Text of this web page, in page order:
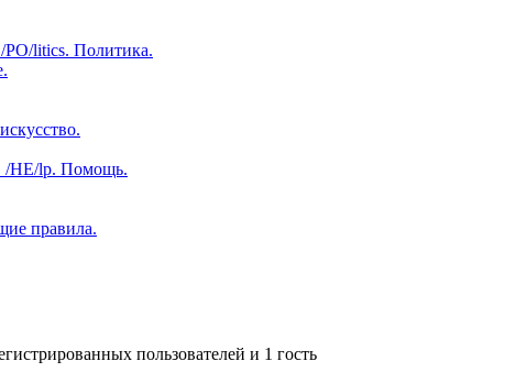
litics. Политика.
/HE/lp. Помощь.
правила.
пользователей и 1 гость